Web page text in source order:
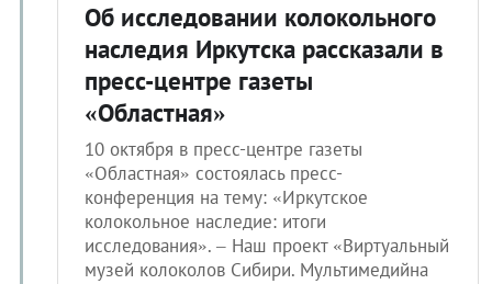
Об исследовании колокольного
наследия Иркутска рассказали в
пресс-центре газеты
«Областная»
10 октября в пресс-центре газеты
«Областная» состоялась пресс-
конференция на тему: «Иркутское
колокольное наследие: итоги
исследования». – Наш проект «Виртуальный
музей колоколов Сибири. Мультимедийна